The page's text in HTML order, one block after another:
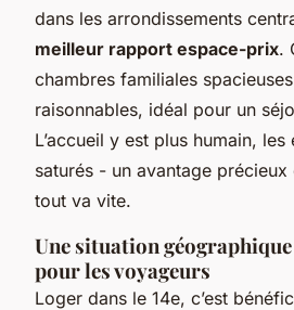
dans les arrondissements
meilleur rapport espace-prix.
chambres familiales
raisonnables, idéal pour un
L’accueil y est plus humain,
saturés - un avantage
tout va vite.
Une situation
pour les voyageurs
Loger dans le 14e, c’est